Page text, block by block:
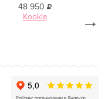
48 950
Kookla
→